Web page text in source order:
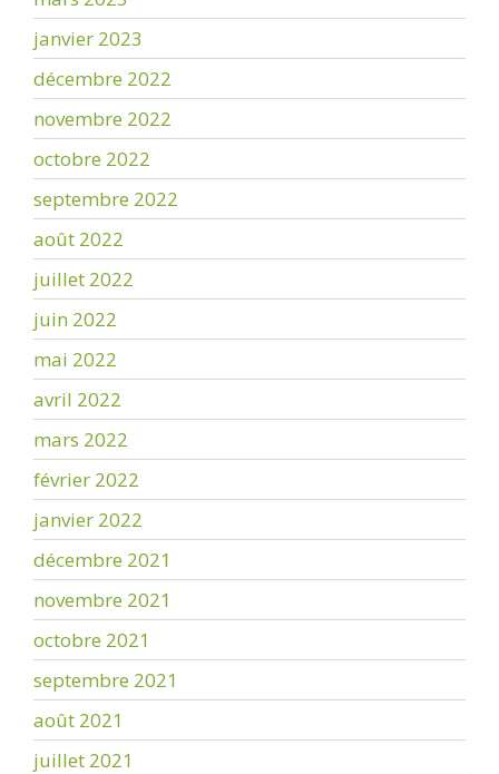
janvier 2023
décembre 2022
novembre 2022
octobre 2022
septembre 2022
août 2022
juillet 2022
juin 2022
mai 2022
avril 2022
mars 2022
février 2022
janvier 2022
décembre 2021
novembre 2021
octobre 2021
septembre 2021
août 2021
juillet 2021